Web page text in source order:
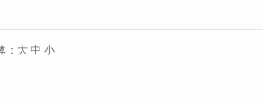
： 大 中 小